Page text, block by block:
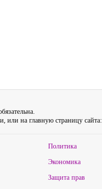
или на главную страницу сайта:
Политика
Экономика
Защита прав